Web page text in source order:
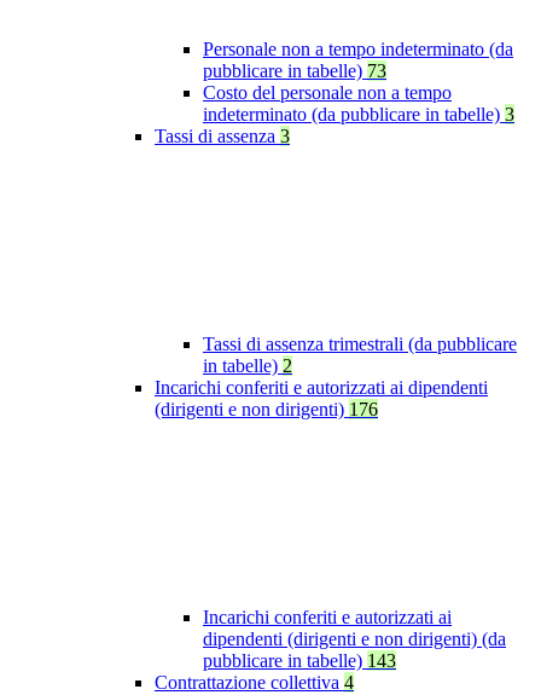
Personale non a tempo indeterminato (da
pubblicare in tabelle) 73
Costo del personale non a tempo
indeterminato (da pubblicare in tabelle) 3
Tassi di assenza 3
Tassi di assenza trimestrali (da pubblicare
in tabelle) 2
Incarichi conferiti e autorizzati ai dipendenti
(dirigenti e non dirigenti) 176
Incarichi conferiti e autorizzati ai
dipendenti (dirigenti e non dirigenti) (da
pubblicare in tabelle) 143
Contrattazione collettiva 4